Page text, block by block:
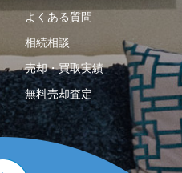
よくある質問
相続相談
売却・買取実績
無料売却査定